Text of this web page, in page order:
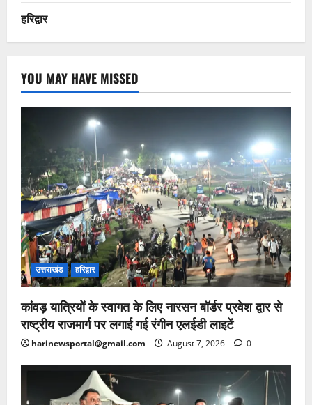
हरिद्वार
YOU MAY HAVE MISSED
उत्तराखंड हरिद्वार
कांवड़ यात्रियों के स्वागत के लिए नारसन बॉर्डर प्रवेश द्वार से
राष्ट्रीय राजमार्ग पर लगाई गई रंगीन एलईडी लाइटें
harinewsportal@gmail.com August 7, 2026 0